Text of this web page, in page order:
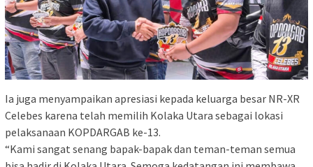
Ia juga menyampaikan apresiasi kepada keluarga besar NR-XR
Celebes karena telah memilih Kolaka Utara sebagai lokasi
pelaksanaan KOPDARGAB ke-13.
“Kami sangat senang bapak-bapak dan teman-teman semua